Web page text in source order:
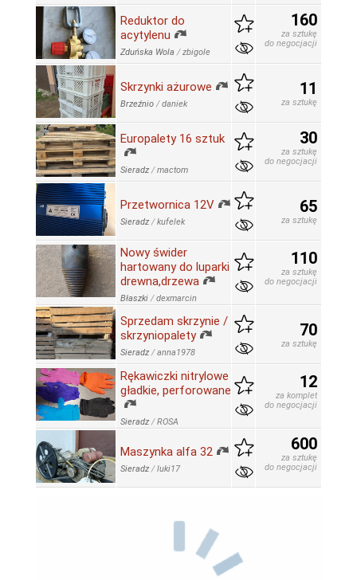
Reduktor do
acytylenu
Zduńska Wola /zbigole
160
za sztukę
do negocjacji
Skrzynki ażurowe
Brzeźnio /daniek
11
za sztukę
Europalety 16 sztuk
Sieradz /mactom
30
za sztukę
do negocjacji
Przetwornica 12V
Sieradz /kufelek
65
za sztukę
Nowy świder
hartowany do luparki
drewna,drzewa
Błaszki /dexmarcin
110
za sztukę
do negocjacji
Sprzedam skrzynie /
skrzyniopalety
Sieradz /anna1978
70
za sztukę
Rękawiczki nitrylowe
gładkie, perforowane
Sieradz /ROSA
12
za komplet
do negocjacji
Maszynka alfa 32
Sieradz /luki17
600
za sztukę
do negocjacji